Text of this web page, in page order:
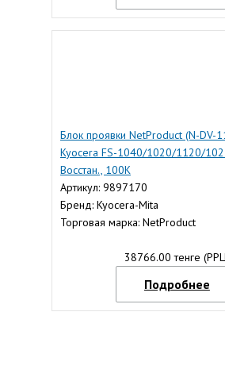
Блок проявки NetProduct (N-DV-
Kyocera FS-1040/1020/1120/
Восстан., 100К
Артикул: 9897170
Бренд: Kyocera-Mita
Торговая марка: NetProduct
38766.00 тенге
Подробнее